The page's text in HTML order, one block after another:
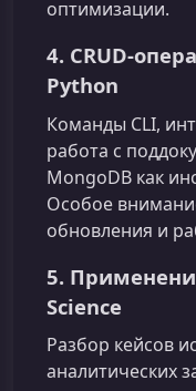
оптимизации.
4. CRUD-
Python
Команды CLI,
работа с
MongoDB как
Особое
обновления и
5.
Science
Разбор кейсов
аналитических